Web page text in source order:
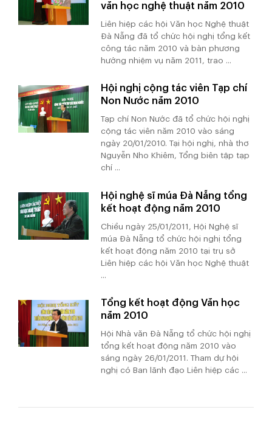
văn học nghệ thuật năm 2010
Liên hiệp các hội Văn học Nghệ thuật
Đà Nẵng đã tổ chức hội nghị tổng kết
công tác năm 2010 và bàn phương
hướng nhiệm vụ năm 2011, trao ...
Hội nghị cộng tác viên Tạp chí
Non Nước năm 2010
Tạp chí Non Nước đã tổ chức hội nghị
cộng tác viên năm 2010 vào sáng
ngày 20/01/2010. Tại hội nghị, nhà thơ
Nguyễn Nho Khiêm, Tổng biên tập tạp
chí ...
Hội nghệ sĩ múa Đà Nẵng tổng
kết hoạt động năm 2010
Chiều ngày 25/01/2011, Hội Nghệ sĩ
múa Đà Nẵng tổ chức hội nghị tổng
kết hoạt động năm 2010 tại trụ sở
Liên hiệp các hội Văn học Nghệ thuật
...
Tổng kết hoạt động Văn học
năm 2010
Hội Nhà văn Đà Nẵng tổ chức hội nghị
tổng kết hoạt động năm 2010 vào
sáng ngày 26/01/2011. Tham dự hội
nghị có Ban lãnh đạo Liên hiệp các ...